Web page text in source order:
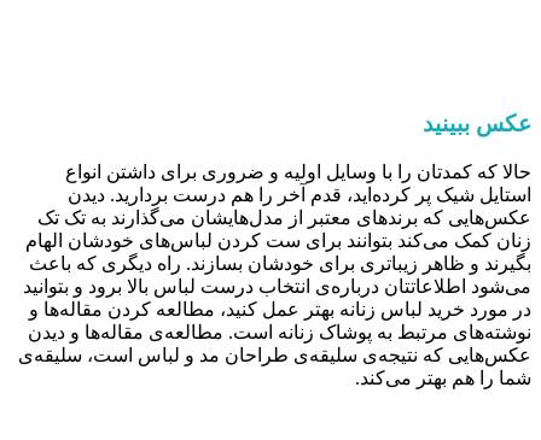
عکس ببینید
حالا که کمدتان را با وسایل اولیه و ضروری برای داشتن انواع
استایل شیک پر کرده‌اید، قدم آخر را هم درست بردارید. دیدن
عکس‌هایی که برندهای معتبر از مدل‌هایشان می‌گذارند به تک تک
زنان کمک می‌کند بتوانند برای ست کردن لباس‌های خودشان الهام
بگیرند و ظاهر زیباتری برای خودشان بسازند. راه دیگری که باعث
می‌شود اطلاعاتتان درباره‌ی انتخاب درست لباس بالا برود و بتوانید
در مورد خرید لباس زنانه بهتر عمل کنید، مطالعه کردن مقاله‌ها و
نوشته‌های مرتبط به پوشاک زنانه است. مطالعه‌ی مقاله‌ها و دیدن
عکس‌هایی که نتیجه‌ی سلیقه‌ی طراحان مد و لباس است، سلیقه‌ی
شما را هم بهتر می‌کند.